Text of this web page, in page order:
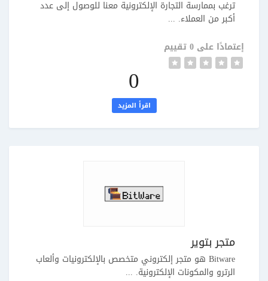
ترغب بممارسة التجارة الإلكترونية معنا للوصول إلى عدد
أكبر من العملاء. ...
إعتمادًا على 0 تقييم
0
اقرأ المزيد
متجر بتوير
Bitware هو متجر إلكتروني متخصص بالإلكترونيات وألعاب
الرترو والمكونات الإلكترونية. ...